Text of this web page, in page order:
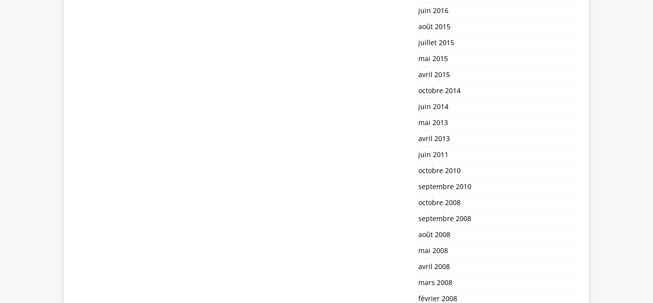
juin 2016
août 2015
juillet 2015
mai 2015
avril 2015
octobre 2014
juin 2014
mai 2013
avril 2013
juin 2011
octobre 2010
septembre 2010
octobre 2008
septembre 2008
août 2008
mai 2008
avril 2008
mars 2008
février 2008